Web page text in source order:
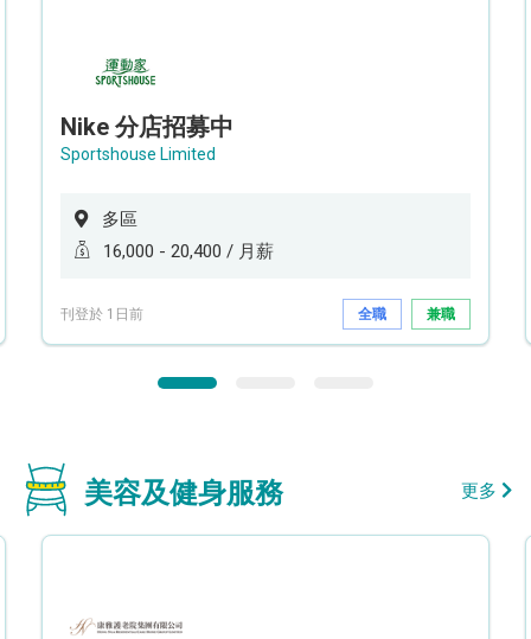
Nike 分店招募中
Sportshouse Limited
多區
16,000 - 20,400 / 月薪
刊登於 1日前 全職 兼職
美容及健身服務 更多